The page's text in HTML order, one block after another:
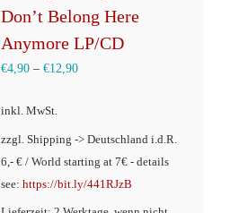
Don’t Belong Here
Anymore LP/CD
€4,90 –€12,90
inkl. MwSt.
zzgl. Shipping -> Deutschland i.d.R.
6,- € / World starting at 7€ - details
see:https://bit.ly/441RJzB